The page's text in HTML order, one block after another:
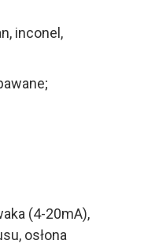
inconel,
(4-20mA),
osłona